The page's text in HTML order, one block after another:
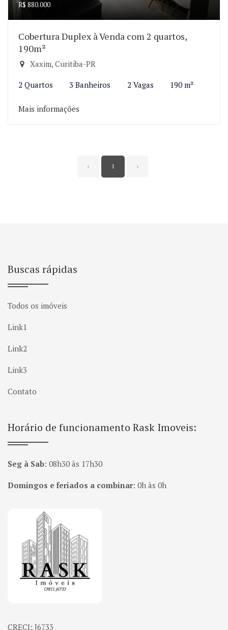
R$ 880.000
Cobertura Duplex à Venda com 2 quartos,
190m²
Xaxim, Curitiba-PR
2 Quartos 3 Banheiros 2 Vagas 190 m²
Mais informações
‹ 1 ›
Buscas rápidas
Todos os imóveis
Link1
Link2
Link3
Contato
Horário de funcionamento Rask Imoveis:
Seg à Sab: 08h30 às 17h30
Domingos e feriados a combinar: 0h às 0h
Página inicial
CRECI: J6733